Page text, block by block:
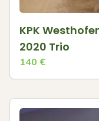
KPK
2020 Trio
140 €